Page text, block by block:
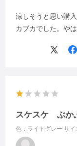
涼しそうと思い購
カブカでした。や
スケスケ ぶか
色：ライトグレー サイ